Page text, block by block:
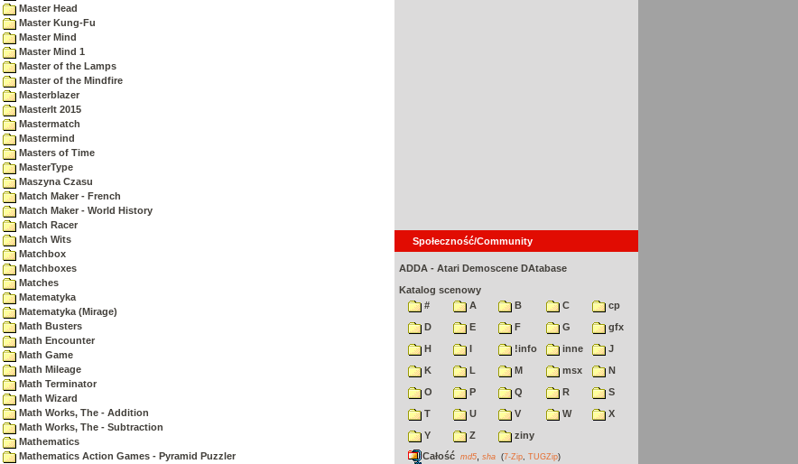
Master Head
Master Kung-Fu
Master Mind
Master Mind 1
Master of the Lamps
Master of the Mindfire
Masterblazer
MasterIt 2015
Mastermatch
Mastermind
Masters of Time
MasterType
Maszyna Czasu
Match Maker - French
Match Maker - World History
Match Racer
Match Wits
Matchbox
Matchboxes
Matches
Matematyka
Matematyka (Mirage)
Math Busters
Math Encounter
Math Game
Math Mileage
Math Terminator
Math Wizard
Math Works, The - Addition
Math Works, The - Subtraction
Mathematics
Mathematics Action Games - Pyramid Puzzler
Społeczność/Community
ADDA - Atari Demoscene DAtabase
Katalog scenowy
#
A B C
cp
D
E F G
gfx
H
I !info inne
J
K
L M msx
N
O
P Q R
S
T
U V W
X
Y
Z
ziny
Całość md5 sha (7-Zip TUGZip)